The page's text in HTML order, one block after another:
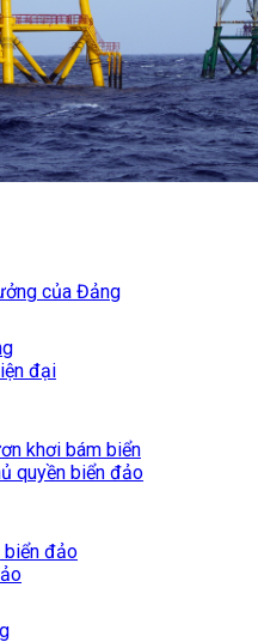
của Đảng
đại
khơi bám biển
quyền biển đảo
biển đảo